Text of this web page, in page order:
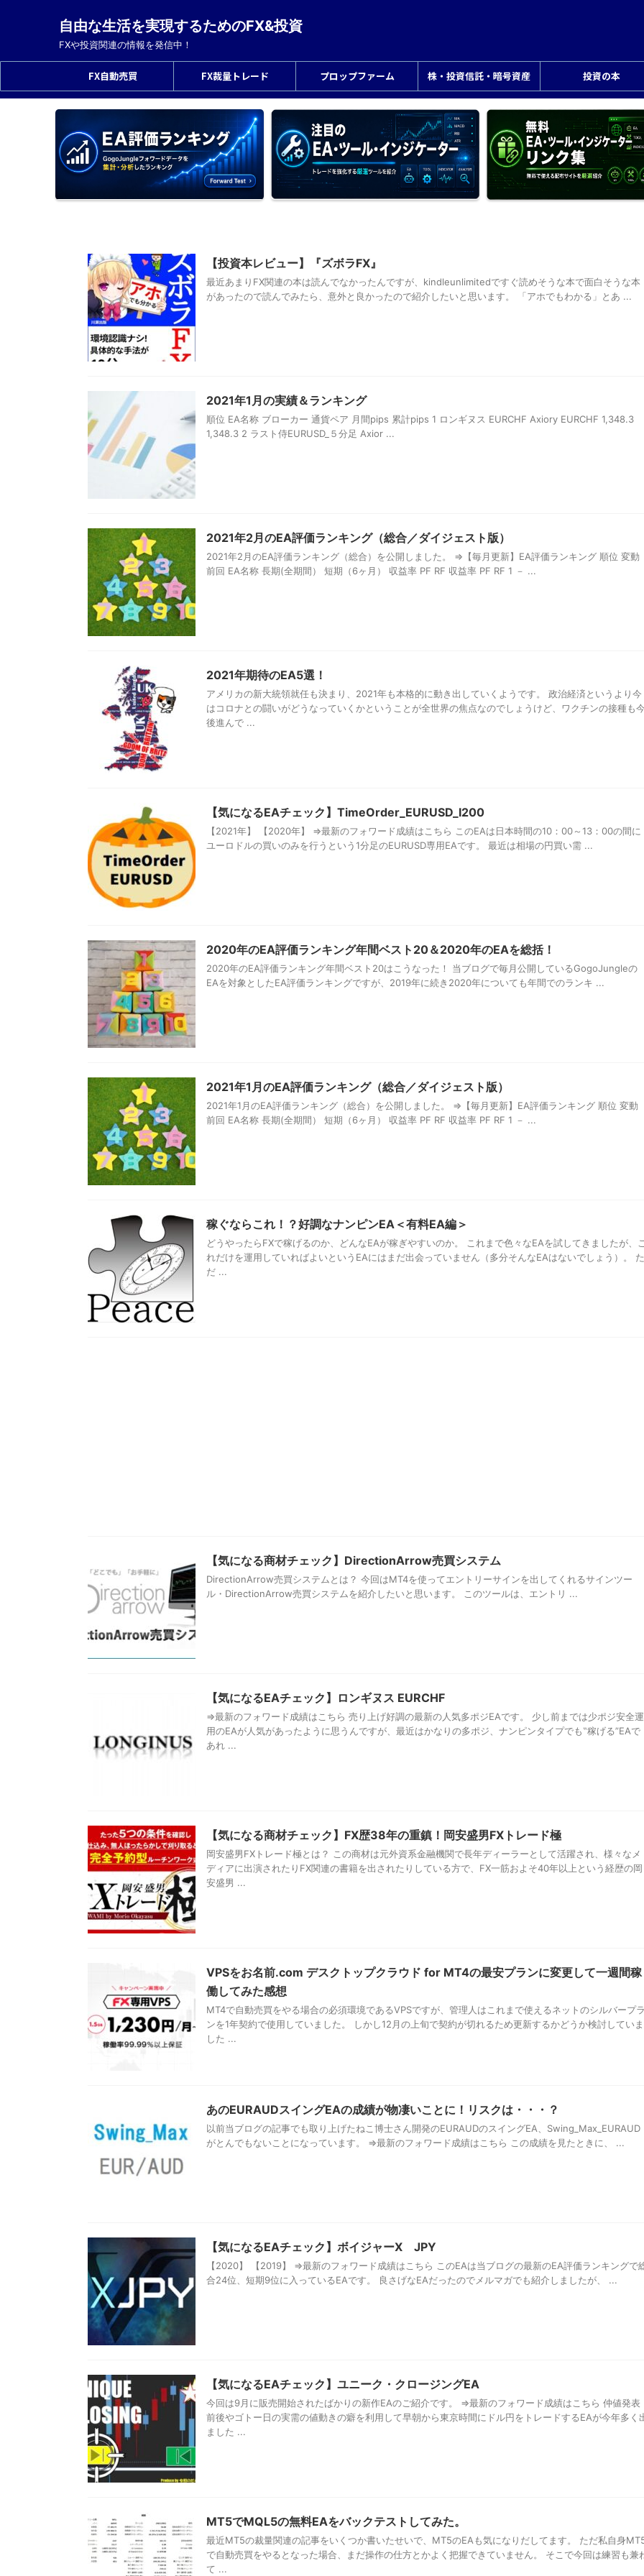
自由な生活を実現するためのFX&投資
FXや投資関連の情報を発信中！
FX自動売買 FX裁量トレード プロップファーム 株・投資信託・暗号資産 投資の本
【投資本レビュー】『ズボラFX』
最近あまりFX関連の本は読んでなかったんですが、kindleunlimitedですぐ読めそうな本で面白そうな本
があったので読んでみたら、意外と良かったので紹介したいと思います。 「アホでもわかる」とあ ...
2021年1月の実績＆ランキング
順位 EA名称 ブローカー 通貨ペア 月間pips 累計pips 1 ロンギヌス EURCHF Axiory EURCHF 1,348.3
1,348.3 2 ラスト侍EURUSD_５分足 Axior ...
2021年2月のEA評価ランキング（総合／ダイジェスト版）
2021年2月のEA評価ランキング（総合）を公開しました。 ⇒【毎月更新】EA評価ランキング 順位 変動
前回 EA名称 長期(全期間） 短期（6ヶ月） 収益率 PF RF 収益率 PF RF 1 － ...
2021年期待のEA5選！
アメリカの新大統領就任も決まり、2021年も本格的に動き出していくようです。 政治経済というより今
はコロナとの闘いがどうなっていくかということが全世界の焦点なのでしょうけど、ワクチンの接種も
後進んで ...
【気になるEAチェック】TimeOrder_EURUSD_I200
【2021年】 【2020年】 ⇒最新のフォワード成績はこちら このEAは日本時間の10：00～13：00の間に
ユーロドルの買いのみを行うという1分足のEURUSD専用EAです。 最近は相場の円買い需 ...
2020年のEA評価ランキング年間ベスト20＆2020年のEAを総括！
2020年のEA評価ランキング年間ベスト20はこうなった！ 当ブログで毎月公開しているGogoJungleの
EAを対象としたEA評価ランキングですが、2019年に続き2020年についても年間でのランキ ...
2021年1月のEA評価ランキング（総合／ダイジェスト版）
2021年1月のEA評価ランキング（総合）を公開しました。 ⇒【毎月更新】EA評価ランキング 順位 変動
前回 EA名称 長期(全期間） 短期（6ヶ月） 収益率 PF RF 収益率 PF RF 1 － ...
稼ぐならこれ！？好調なナンピンEA＜有料EA編＞
どうやったらFXで稼げるのか、どんなEAが稼ぎやすいのか。 これまで色々なEAを試してきましたが、
れだけを運用していればよいというEAにはまだ出会っていません（多分そんなEAはないでしょう）。 た
だ ...
【気になる商材チェック】DirectionArrow売買システム
DirectionArrow売買システムとは？ 今回はMT4を使ってエントリーサインを出してくれるサインツー
ル・DirectionArrow売買システムを紹介したいと思います。 このツールは、エントリ ...
【気になるEAチェック】ロンギヌス EURCHF
⇒最新のフォワード成績はこちら 売り上げ好調の最新の人気多ポジEAです。 少し前までは少ポジ安全運
用のEAが人気があったように思うんですが、最近はかなりの多ポジ、ナンピンタイプでも‟稼げる”EAで
あれ ...
【気になる商材チェック】FX歴38年の重鎮！岡安盛男FXトレード極
岡安盛男FXトレード極とは？ この商材は元外資系金融機関で長年ディーラーとして活躍され、様々なメ
ディアに出演されたりFX関連の書籍を出されたりしている方で、FX一筋およそ40年以上という経歴の岡
安盛男 ...
VPSをお名前.com デスクトップクラウド for MT4の最安プランに変更して一週間稼
働してみた感想
MT4で自動売買をやる場合の必須環境であるVPSですが、管理人はこれまで使えるネットのシルバープ
ンを1年契約で使用していました。 しかし12月の上旬で契約が切れるため更新するかどうか検討していま
した ...
あのEURAUDスイングEAの成績が物凄いことに！リスクは・・・？
以前当ブログの記事でも取り上げたねこ博士さん開発のEURAUDのスイングEA、Swing_Max_EURAUD
がとんでもないことになっています。 ⇒最新のフォワード成績はこちら この成績を見たときに、 ...
【気になるEAチェック】ボイジャーX JPY
【2020】 【2019】 ⇒最新のフォワード成績はこちら このEAは当ブログの最新のEA評価ランキングで
合24位、短期9位に入っているEAです。 良さげなEAだったのでメルマガでも紹介しましたが、 ...
【気になるEAチェック】ユニーク・クロージングEA
今回は9月に販売開始されたばかりの新作EAのご紹介です。 ⇒最新のフォワード成績はこちら 仲値発表
前後やゴトー日の実需の値動きの癖を利用して早朝から東京時間にドル円をトレードするEAが今年多く
ました ...
MT5でMQL5の無料EAをバックテストしてみた。
最近MT5の裁量関連の記事をいくつか書いたせいで、MT5のEAも気になりだしてます。 ただ私自身
で自動売買をやるとなった場合、まだ操作の仕方とかよく把握できていません。 そこで今回は練習も兼
て ...